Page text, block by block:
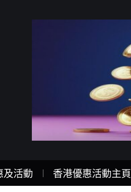
及活動 香港優惠活動主頁